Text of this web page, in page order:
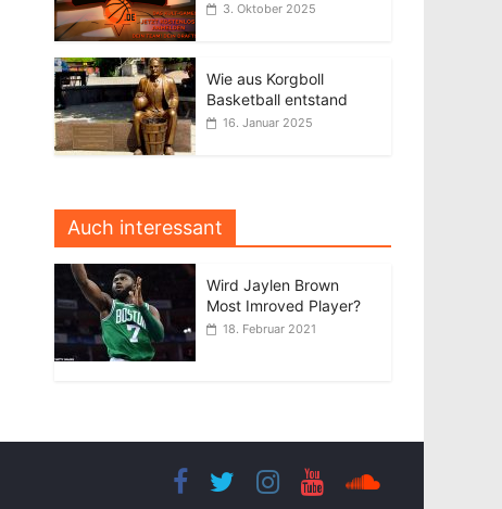
3. Oktober 2025
Wie aus Korgboll
Basketball entstand
16. Januar 2025
Auch interessant
Wird Jaylen Brown
Most Imroved Player?
18. Februar 2021